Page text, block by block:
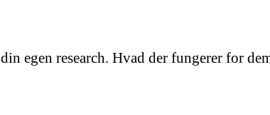
egen research. Hvad der fungerer for